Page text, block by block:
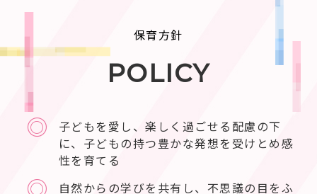
保育方針
POLICY
◎
子どもを愛し、楽しく過ごせる配慮の下
に、子どもの持つ豊かな発想を受けとめ感
性を育てる
自然からの学びを共有し、不思議の目をふ